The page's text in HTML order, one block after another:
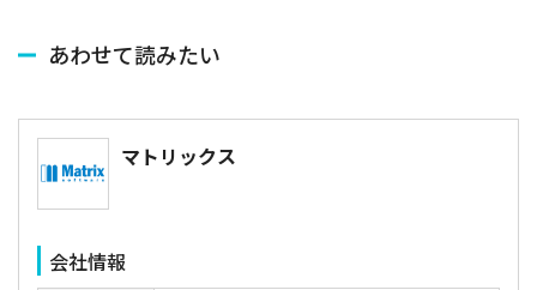
あわせて読みたい
マトリックス
会社情報